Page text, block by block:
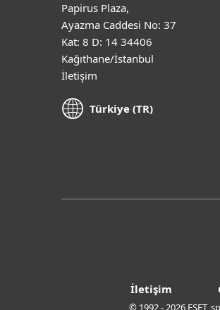
Papirus Plaza,
Ayazma Caddesi No: 37
Kat: 8 D: 14 34406
Kağıthane/İstanbul
İletişim
Türkiye (TR)
İletişim
© 1992 - 2026 ESET,